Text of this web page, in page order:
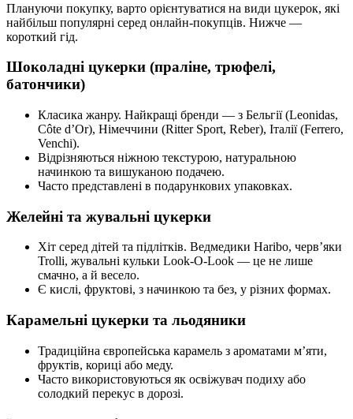
Плануючи покупку, варто орієнтуватися на види цукерок, які
найбільш популярні серед онлайн-покупців. Нижче —
короткий гід.
Шоколадні цукерки (праліне, трюфелі,
батончики)
Класика жанру. Найкращі бренди — з Бельгії (Leonidas,
Côte d’Or), Німеччини (Ritter Sport, Reber), Італії (Ferrero,
Venchi).
Відрізняються ніжною текстурою, натуральною
начинкою та вишуканою подачею.
Часто представлені в подарункових упаковках.
Желейні та жувальні цукерки
Хіт серед дітей та підлітків. Ведмедики Haribo, черв’яки
Trolli, жувальні кульки Look-O-Look — це не лише
смачно, а й весело.
Є кислі, фруктові, з начинкою та без, у різних формах.
Карамельні цукерки та льодяники
Традиційна європейська карамель з ароматами м’яти,
фруктів, кориці або меду.
Часто використовуються як освіжувач подиху або
солодкий перекус в дорозі.